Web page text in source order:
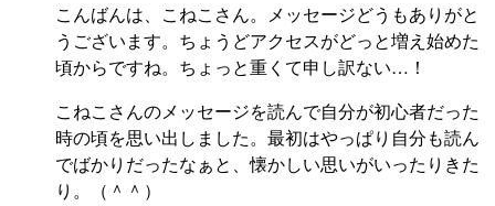
こんばんは、こねこさん。メッセージどうもありがと
うございます。ちょうどアクセスがどっと増え始めた
頃からですね。ちょっと重くて申し訳ない…！
こねこさんのメッセージを読んで自分が初心者だった
時の頃を思い出しました。最初はやっぱり自分も読ん
でばかりだったなぁと、懐かしい思いがいったりきた
り。（＾＾）